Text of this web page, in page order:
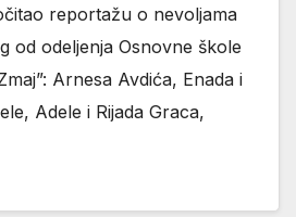
reportažu o nevoljama
od odeljenja Osnovne škole
Arnesa Avdića, Enada i
Adele i Rijada Graca,